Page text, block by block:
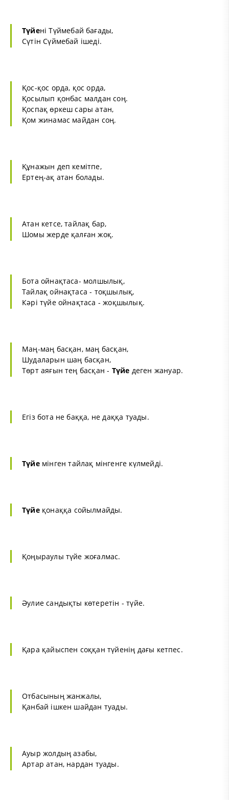
Түйені Түймебай бағады,
Сүтін Сүймебай ішеді.
Қос-қос орда, қос орда,
Қосылып қонбас малдан соң.
Қоспақ өркеш сары атан,
Қом жинамас майдан соң.
Құнажын деп кемітпе,
Ертең-ақ атан болады.
Атан кетсе, тайлақ бар,
Шомы жерде қалған жоқ.
Бота ойнақтаса- молшылық,
Тайлақ ойнақтаса - тоқшылық,
Кәрі түйе ойнақтаса - жоқшылық.
Маң-маң басқан, маң басқан,
Шудаларын шаң басқан,
Төрт аяғын тең басқан - Түйе деген жануар.
Егіз бота не баққа, не даққа туады.
Түйемінген тайлақ мінгенге күлмейді.
Түйеқонаққа сойылмайды.
Қоңыраулы түйе жоғалмас.
Әулие сандықты көтеретін - түйе.
Қара қайыспен соққан түйенің дағы кетпес.
Отбасының жанжалы,
Қанбай ішкен шайдан туады.
Ауыр жолдың азабы,
Артар атан, нардан туады.